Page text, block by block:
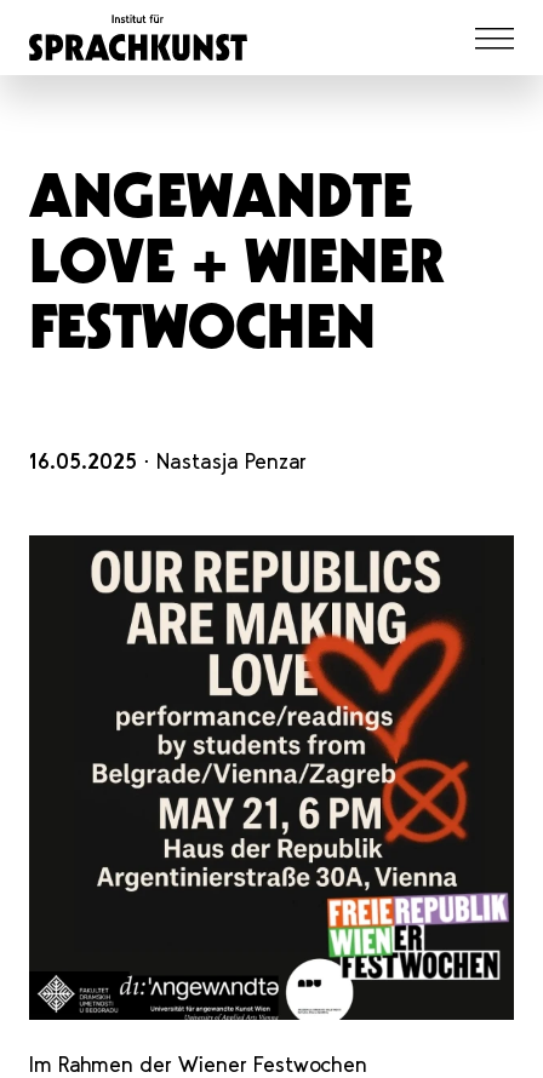
ANGEWANDTE
LOVE + WIENER
FESTWOCHEN
16.05.2025 ⋅ Nastasja Penzar
Im Rahmen der Wiener Festwochen